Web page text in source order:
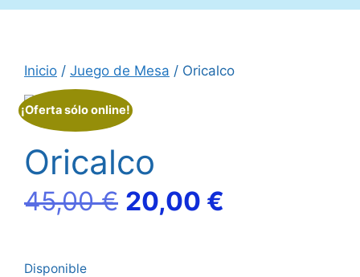
Inicio / Juego de Mesa / Oricalco
¡Oferta sólo online!
Oricalco
45,00€ El
20,00 €
Disponible